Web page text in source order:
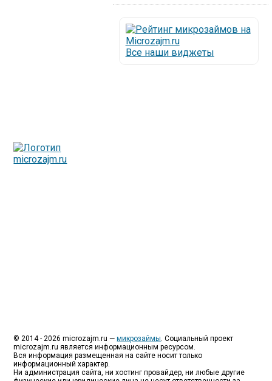
Все наши виджеты
© 2014 - 2026 microzajm.ru —микрозаймы. Социальный проект
microzajm.ru является информационным ресурсом.
Вся информация размещенная на сайте носит только
информационный характер.
Ни администрация сайта, ни хостинг провайдер, ни любые другие